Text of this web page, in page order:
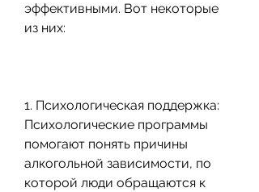
эффективными. Вот некоторые
из них:
1. Психологическая поддержка:
Психологические программы
помогают понять причины
алкогольной зависимости, по
которой люди обращаются к